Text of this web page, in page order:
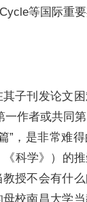
等国际重
子刊发论文
一作者或共同
”，是非常难
科学》）的
授不会有什
校南昌大学